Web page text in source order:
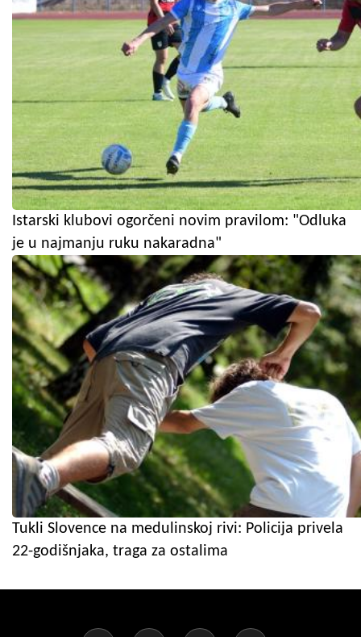
Istarski klubovi ogorčeni novim pravilom: "Odluka
je u najmanju ruku nakaradna"
Tukli Slovence na medulinskoj rivi: Policija privela
22-godišnjaka, traga za ostalima